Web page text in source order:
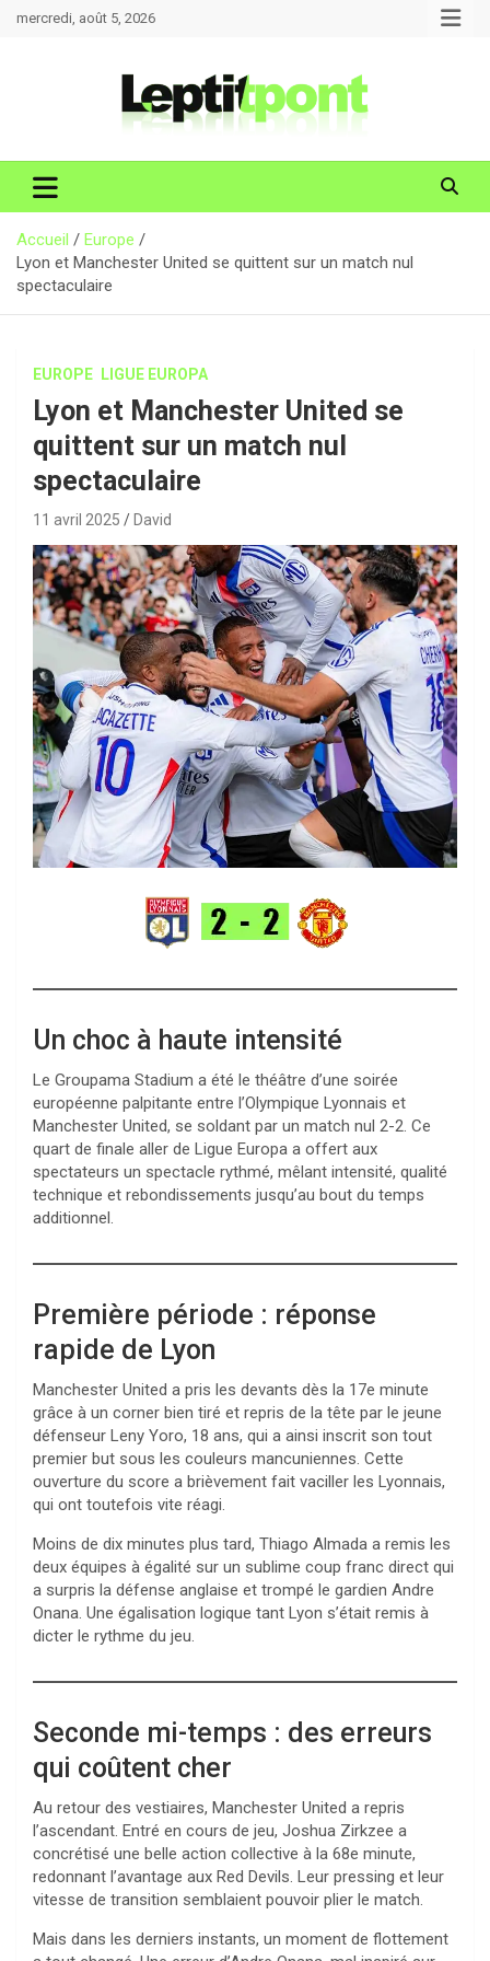
mercredi, août 5, 2026
Accueil
Europe
Lyon et Manchester United se quittent sur un match nul
spectaculaire
EUROPE LIGUE EUROPA
Lyon et Manchester United se
quittent sur un match nul
spectaculaire
11 avril 2025 David
Un choc à haute intensité
Le Groupama Stadium a été le théâtre d’une soirée
européenne palpitante entre l’Olympique Lyonnais et
Manchester United, se soldant par un match nul 2-2. Ce
quart de finale aller de Ligue Europa a offert aux
spectateurs un spectacle rythmé, mêlant intensité, qualité
technique et rebondissements jusqu’au bout du temps
additionnel.
Première période : réponse
rapide de Lyon
Manchester United a pris les devants dès la 17e minute
grâce à un corner bien tiré et repris de la tête par le jeune
défenseur Leny Yoro, 18 ans, qui a ainsi inscrit son tout
premier but sous les couleurs mancuniennes. Cette
ouverture du score a brièvement fait vaciller les Lyonnais,
qui ont toutefois vite réagi.
Moins de dix minutes plus tard, Thiago Almada a remis les
deux équipes à égalité sur un sublime coup franc direct qui
a surpris la défense anglaise et trompé le gardien Andre
Onana. Une égalisation logique tant Lyon s’était remis à
dicter le rythme du jeu.
Seconde mi-temps : des erreurs
qui coûtent cher
Au retour des vestiaires, Manchester United a repris
l’ascendant. Entré en cours de jeu, Joshua Zirkzee a
concrétisé une belle action collective à la 68e minute,
redonnant l’avantage aux Red Devils. Leur pressing et leur
vitesse de transition semblaient pouvoir plier le match.
Mais dans les derniers instants, un moment de flottement